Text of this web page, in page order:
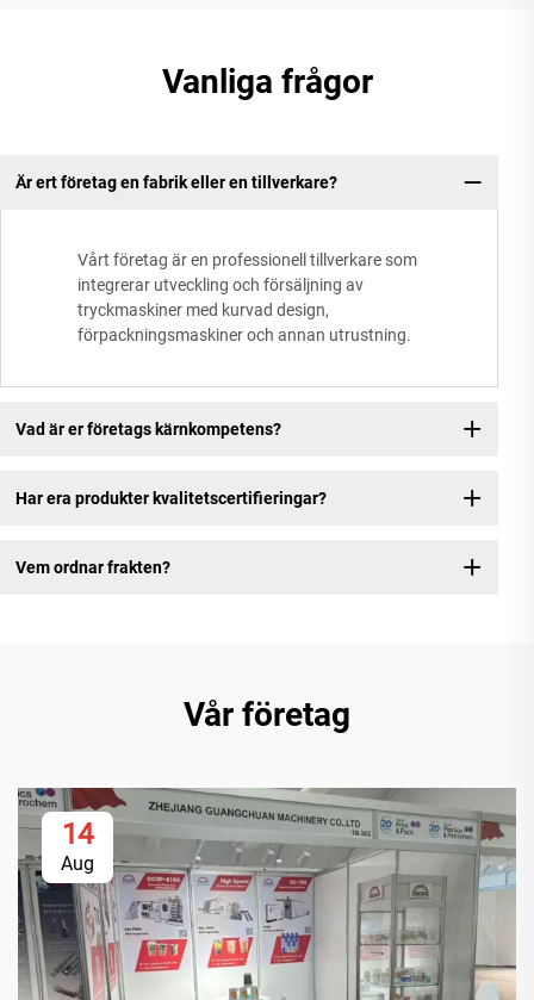
Vanliga frågor
Är ert företag en fabrik eller en tillverkare?
Vårt företag är en professionell tillverkare som
integrerar utveckling och försäljning av
tryckmaskiner med kurvad design,
förpackningsmaskiner och annan utrustning.
Vad är er företags kärnkompetens?
Har era produkter kvalitetscertifieringar?
Vem ordnar frakten?
Vår företag
14
Aug